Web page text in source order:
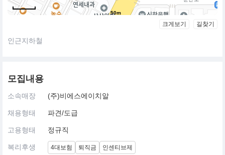
50m
크게보기 길찾기
인근지하철
모집내용
소속매장 (주)비에스에이치알
채용형태 파견/도급
고용형태 정규직
복리후생 4대보험 퇴직금 인센티브제